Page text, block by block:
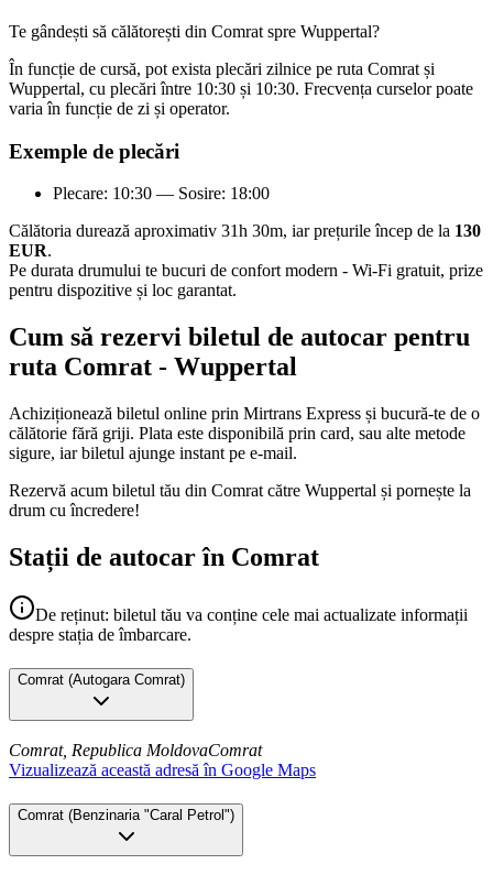
Te gândești să călătorești din Comrat spre Wuppertal?
În funcție de cursă, pot exista plecări zilnice pe ruta Comrat și
Wuppertal, cu plecări între 10:30 și 10:30. Frecvența curselor poate
varia în funcție de zi și operator.
Exemple de plecări
Plecare: 10:30 — Sosire: 18:00
Călătoria durează aproximativ 31h 30m, iar prețurile încep de la 130
EUR.
Pe durata drumului te bucuri de confort modern - Wi-Fi gratuit, prize
pentru dispozitive și loc garantat.
Cum să rezervi biletul de autocar pentru
ruta Comrat - Wuppertal
Achiziționează biletul online prin Mirtrans Express și bucură-te de o
călătorie fără griji. Plata este disponibilă prin card, sau alte metode
sigure, iar biletul ajunge instant pe e-mail.
Rezervă acum biletul tău din Comrat către Wuppertal și pornește la
drum cu încredere!
Stații de autocar în Comrat
De reținut: biletul tău va conține cele mai actualizate informații
despre stația de îmbarcare.
Comrat (Autogara Comrat)
Comrat, Republica MoldovaComrat
Vizualizează această adresă în Google Maps
Comrat (Benzinaria "Caral Petrol")